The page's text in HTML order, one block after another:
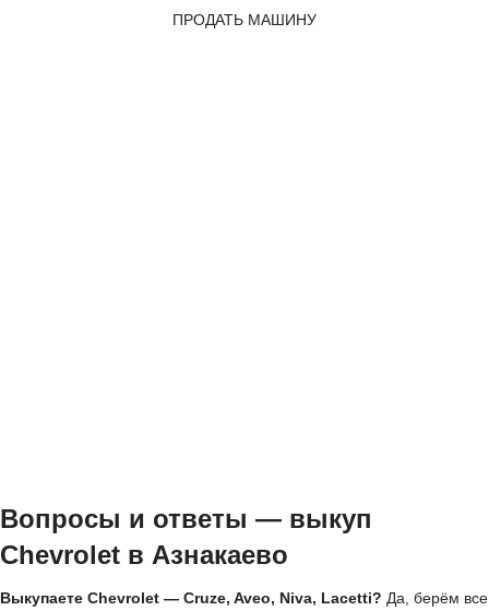
ПРОДАТЬ МАШИНУ
Вопросы и ответы — выкуп
Chevrolet в Азнакаево
Выкупаете Chevrolet — Cruze, Aveo, Niva, Lacetti? Да, берём все